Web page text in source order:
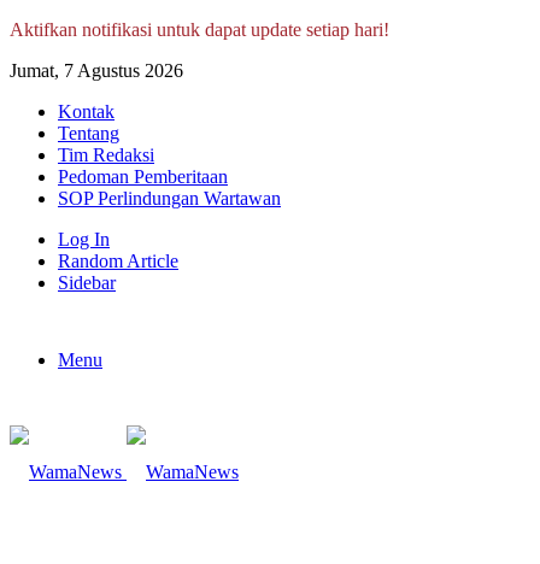
Aktifkan notifikasi untuk dapat update setiap hari!
Jumat, 7 Agustus 2026
Kontak
Tentang
Tim Redaksi
Pedoman Pemberitaan
SOP Perlindungan Wartawan
Log In
Random Article
Sidebar
Menu